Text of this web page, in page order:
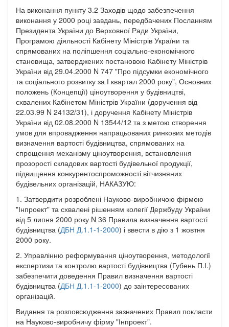
На виконання пункту 3.2 Заходів щодо забезпечення
виконання у 2000 році завдань, передбачених Посланням
Президента України до Верховної Ради України,
Програмою діяльності Кабінету Міністрів України та
спрямованих на поліпшення соціально-економічного
становища, затверджених постановою Кабінету Міністрів
України від 29.04.2000 N 747 "Про підсумки економічного
та соціального розвитку за І квартал 2000 року", Основних
положень (Концепції) ціноутворення у будівництві,
схвалених Кабінетом Міністрів України (доручення від
22.03.99 N 24132/31), і доручення Кабінету Міністрів
України від 02.08.2000 N 13544/12 та з метою створення
умов для впровадження напрацьованих ринкових методів
визначення вартості будівництва, спрямованих на
спрощення механізму ціноутворення, встановлення
прозорості складових вартості будівельної продукції,
підвищення конкурентоспроможності вітчизняних
будівельних організацій, НАКАЗУЮ:
1. Затвердити розроблені Науково-виробничою фірмою
"Інпроект" та схвалені рішенням колегії Держбуду України
від 5 липня 2000 року N 36 Правила визначення вартості
будівництва (ДБН Д.1.1-1-2000) і ввести в дію з 1 жовтня
2000 року.
2. Управлінню реформування ціноутворення, методології
експертизи та контролю вартості будівництва (Губень П.І.)
забезпечити доведення Правил визначення вартості
будівництва (ДБН Д.1.1-1-2000) до заінтересованих
організацій.
Видання та розповсюдження зазначених Правил покласти
на Науково-виробничу фірму "Інпроект".